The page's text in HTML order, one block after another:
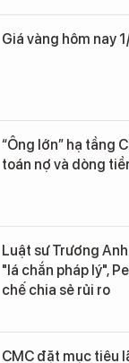
Giá vàng hôm nay
“Ông lớn” hạ tầng
toán nợ và dòng
Luật sư Trương
"lá chắn pháp lý",
chế chia sẻ rủi ro
CMC đặt mục tiêu